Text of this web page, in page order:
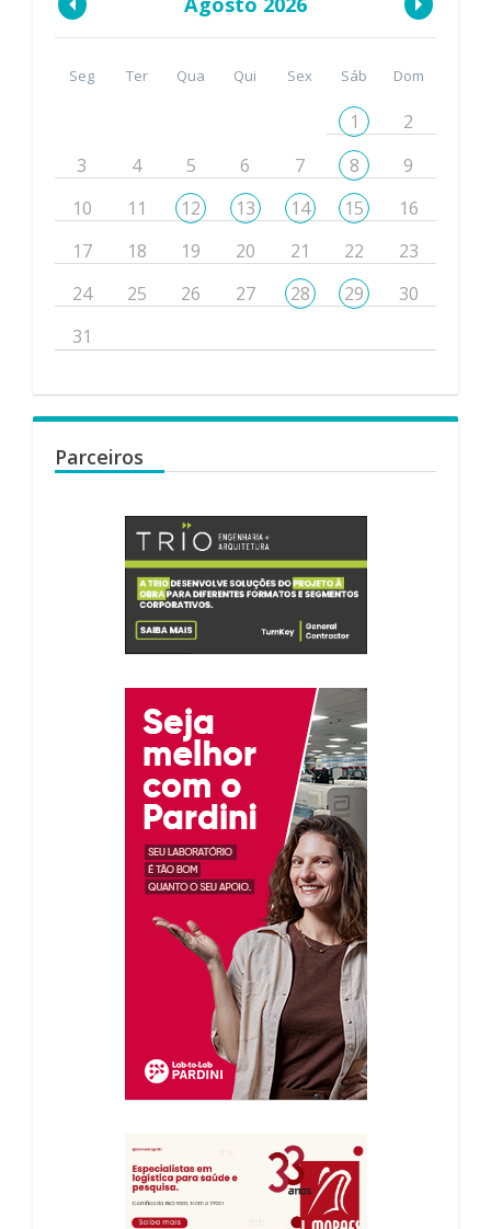
Seg Ter Qua Qui Sex Sáb Dom
1
2
3
4 5 6 7 8
9
10
11 12 13 14 15
16
17
18 19 20 21 22
23
24
25 26 27 28 29
30
31
Parceiros